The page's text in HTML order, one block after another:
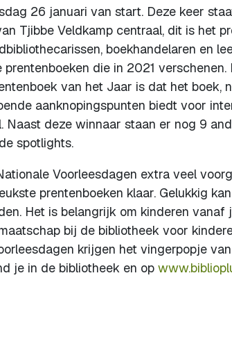
26 januari van start. Deze keer
Tjibbe Veldkamp centraal, dit is het
boekhandelaren en
die in 2021 verschenen.
van het Jaar is dat het boek,
aanknopingspunten biedt voor
deze winnaar staan er nog 9
spotlights.
Voorleesdagen extra veel
prentenboeken klaar. Gelukkig
Het is belangrijk om kinderen vanaf
bij de bibliotheek voor
krijgen het vingerpopje
je in de bibliotheek en op